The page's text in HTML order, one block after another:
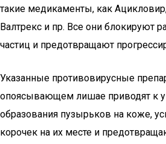
такие медикаменты, как
Валтрекс и пр. Все они блокируют
частиц и предотвращают
Указанные противовирусные
опоясывающем лишае приводят к
образования пузырьков на коже,
корочек на их месте и